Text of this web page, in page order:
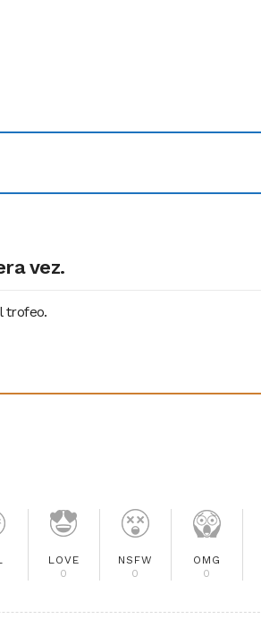
vez.
trofeo.
LOVE
0
NSFW
0
OMG
0